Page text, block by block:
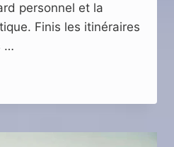
personnel et la
Finis les itinéraires
…